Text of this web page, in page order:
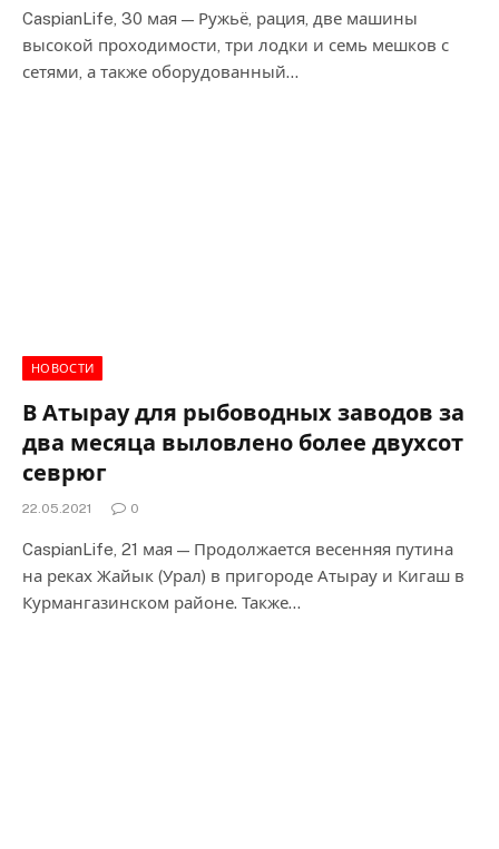
CaspianLife, 30 мая — Ружьё, рация, две машины
высокой проходимости, три лодки и семь мешков с
сетями, а также оборудованный…
НОВОСТИ
В Атырау для рыбоводных заводов за
два месяца выловлено более двухсот
севрюг
22.05.2021 0
CaspianLife, 21 мая — Продолжается весенняя путина
на реках Жайык (Урал) в пригороде Атырау и Кигаш в
Курмангазинском районе. Также…